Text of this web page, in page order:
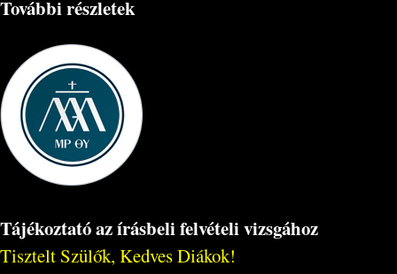
További részletek
Tájékoztató az írásbeli felvételi vizsgához
Tisztelt Szülők, Kedves Diákok!